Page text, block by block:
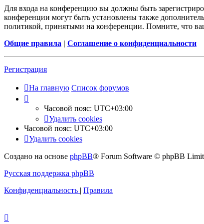
Для входа на конференцию вы должны быть
конференции могут быть установлены также
политикой, принятыми на конференции. Помните, что
Общие правила | Соглашение о конфиденциальности
Регистрация
На главную Список форумов
Часовой пояс: UTC+03:00
Удалить cookies
Часовой пояс: UTC+03:00
Удалить cookies
Создано на основе phpBB® Forum Software © phpBB
Русская поддержка phpBB
Конфиденциальность | Правила